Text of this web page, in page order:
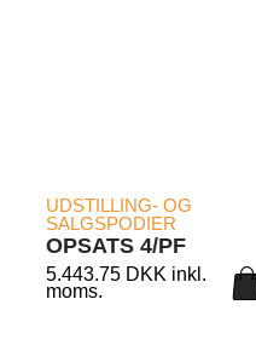
LÆS MERE
UDSTILLING- OG
SALGSPODIER
OPSATS 4/PF
5.443.75 DKK inkl.
moms.